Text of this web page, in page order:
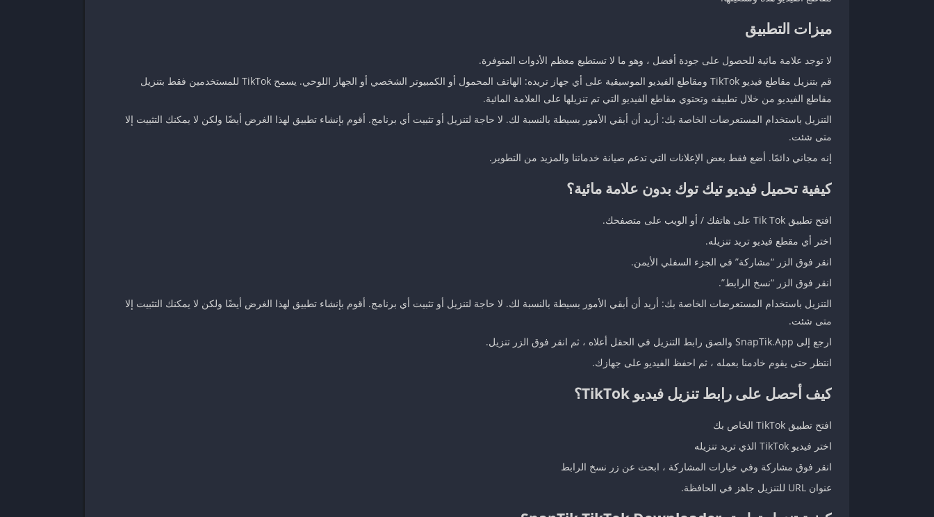
ميزات التطبيق
لا توجد علامة مائية للحصول على جودة أفضل ، وهو ما لا تستطيع معظم الأدوات المتوفرة.
قم بتنزيل مقاطع فيديو TikTok ومقاطع الفيديو الموسيقية على أي جهاز تريده: الهاتف المحمول أو الكمبيوتر الشخصي أو الجهاز اللوحي. يسمح TikTok للمستخدمين فقط بتنزيل
مقاطع الفيديو من خلال تطبيقه وتحتوي مقاطع الفيديو التي تم تنزيلها على العلامة المائية.
التنزيل باستخدام المستعرضات الخاصة بك: أريد أن أبقي الأمور بسيطة بالنسبة لك. لا حاجة لتنزيل أو تثبيت أي برنامج. أقوم بإنشاء تطبيق لهذا الغرض أيضًا ولكن لا يمكنك التثبيت إلا
متى شئت.
إنه مجاني دائمًا. أضع فقط بعض الإعلانات التي تدعم صيانة خدماتنا والمزيد من التطوير.
كيفية تحميل فيديو تيك توك بدون علامة مائية؟
افتح تطبيق Tik Tok على هاتفك / أو الويب على متصفحك.
اختر أي مقطع فيديو تريد تنزيله.
انقر فوق الزر “مشاركة” في الجزء السفلي الأيمن.
انقر فوق الزر “نسخ الرابط”.
التنزيل باستخدام المستعرضات الخاصة بك: أريد أن أبقي الأمور بسيطة بالنسبة لك. لا حاجة لتنزيل أو تثبيت أي برنامج. أقوم بإنشاء تطبيق لهذا الغرض أيضًا ولكن لا يمكنك التثبيت إلا
متى شئت.
ارجع إلى SnapTik.App والصق رابط التنزيل في الحقل أعلاه ، ثم انقر فوق الزر تنزيل.
انتظر حتى يقوم خادمنا بعمله ، ثم احفظ الفيديو على جهازك.
كيف أحصل على رابط تنزيل فيديو TikTok؟
افتح تطبيق TikTok الخاص بك
اختر فيديو TikTok الذي تريد تنزيله
انقر فوق مشاركة وفي خيارات المشاركة ، ابحث عن زر نسخ الرابط
عنوان URL للتنزيل جاهز في الحافظة.